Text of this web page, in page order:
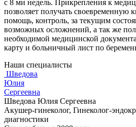
с 8 ми недель. Прикрепления к
позволяет получать своевременную
помощь, контроль, за текущим
возможных осложнений, а так же
необходимой медицинской
карту и больничный лист по
Наши специалисты
Шведова
Юлия
Сергеевна
Шведова Юлия Сергеевна
Акушер-гинеколог, Гинеколог-
диагностики